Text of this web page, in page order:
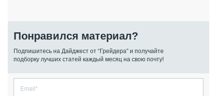
Понравился материал?
Подпишитесь на Дайджест от “Грейдера” и получайте
подборку лучших статей каждый месяц на свою почту!